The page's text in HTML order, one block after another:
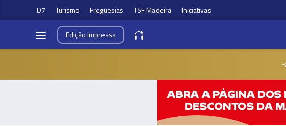
D7 Turismo Freguesias TSF Madeira Iniciativas
EdiçãoImpressa